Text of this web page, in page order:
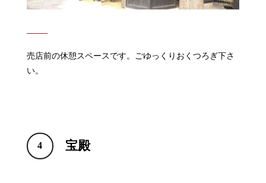
売店前の休憩スペースです。ごゆっくりおくつろぎ下さ
い。
4 宝殿